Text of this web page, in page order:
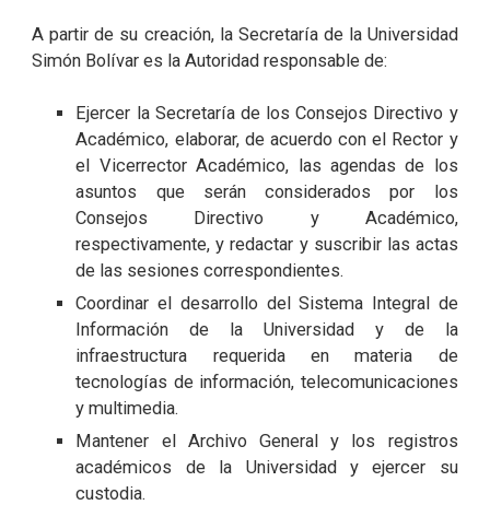
A partir de su creación, la Secretaría de la Universidad
Simón Bolívar es la Autoridad responsable de:
Ejercer la Secretaría de los Consejos Directivo y
Académico, elaborar, de acuerdo con el Rector y
el Vicerrector Académico, las agendas de los
asuntos que serán considerados por los
Consejos Directivo y Académico,
respectivamente, y redactar y suscribir las actas
de las sesiones correspondientes.
Coordinar el desarrollo del Sistema Integral de
Información de la Universidad y de la
infraestructura requerida en materia de
tecnologías de información, telecomunicaciones
y multimedia.
Mantener el Archivo General y los registros
académicos de la Universidad y ejercer su
custodia.